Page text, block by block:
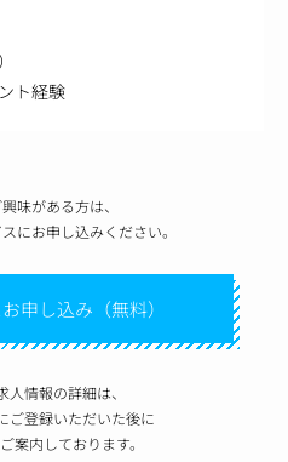
ト経験
味がある方は、
にお申し込みください。
申し込み（無料）
情報の詳細は、
ご登録いただいた後に
案内しております。